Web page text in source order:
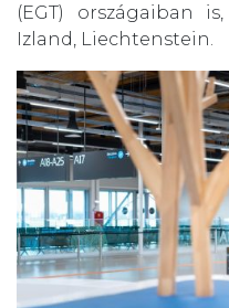
(EGT) országaiban
Izland, Liechtenstein.